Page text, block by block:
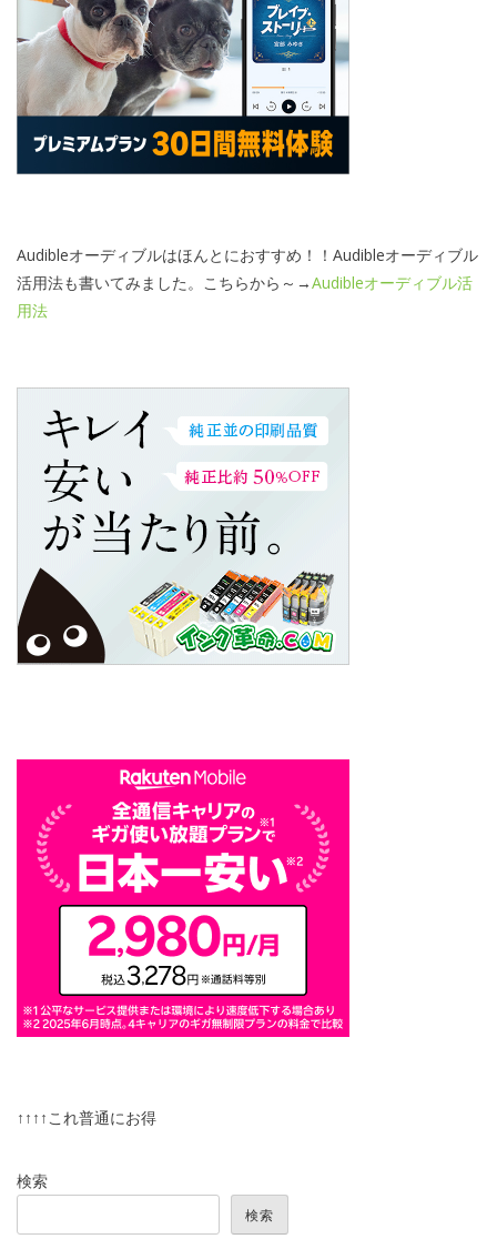
Audibleオーディブルはほんとにおすすめ！！Audibleオーディブル
活用法も書いてみました。こちらから～→Audibleオーディブル活
用法
↑↑↑↑これ普通にお得
検索
検索